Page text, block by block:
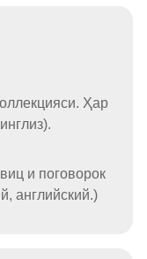
Ҳар
и поговорок
английский.)